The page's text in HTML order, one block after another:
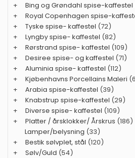
+
Bing og Grøndahl spise-kaffestel
+
Royal Copenhagen spise-
+
Tyske spise- kaffestel (72)
+
Lyngby spise- kaffestel (82)
+
Rørstrand spise- kaffestel (109)
+
Desiree spise- og kaffestel (71)
+
Aluminia spise- kaffestel (112)
+
Kjøbenhavns Porcellains Maleri
+
Arabia spise-kaffestel (39)
+
Knabstrup spise-kaffestel (29)
+
Diverse spise- kaffestel (109)
+
Platter / årsklokker/ Årskrus (186)
Lamper/belysning (33)
+
Bestik sølvplet, stål (120)
+
Sølv/Guld (54)